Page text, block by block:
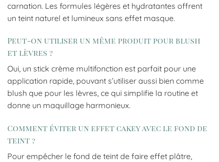
carnation. Les formules légères et hydratantes offrent
un teint naturel et lumineux sans effet masque.
Peut-on utiliser un même produit pour blush
et lèvres ?
Oui, un stick crème multifonction est parfait pour une
application rapide, pouvant s’utiliser aussi bien comme
blush que pour les lèvres, ce qui simplifie la routine et
donne un maquillage harmonieux.
Comment éviter un effet cakey avec le fond de
teint ?
Pour empêcher le fond de teint de faire effet plâtre,